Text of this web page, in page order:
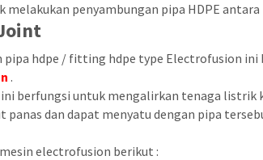
melakukan penyambungan pipa HDPE antara
pipa hdpe / fitting hdpe type Electrofusion ini
.
berfungsi untuk mengalirkan tenaga
panas dan dapat menyatu dengan pipa
electrofusion berikut :